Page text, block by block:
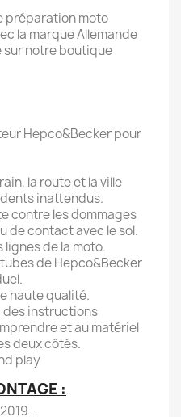
préparation moto
la marque Allemande
sur notre boutique
Hepco&Becker pour
la route et la ville
inattendus.
contre les dommages
de contact avec le sol.
de la moto.
de Hepco&Becker
haute qualité.
des instructions
et au matériel
deux côtés.
play
: